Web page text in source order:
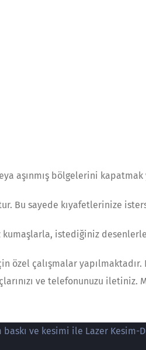
aşınmış bölgelerini
Bu sayede kıyafetlerinize
istediğiniz
çalışmalar yapılmaktadır.
ve telefonunuzu iletiniz.
ve kesimi ile Lazer Kesim-